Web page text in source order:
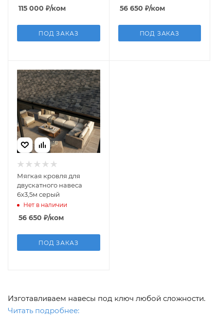
115 000 ₽/ком
ПОД ЗАКАЗ
56 650 ₽/ком
ПОД ЗАКАЗ
Мягкая кровля для
двускатного навеса
6х3,5м серый
Нет в наличии
56 650 ₽/ком
ПОД ЗАКАЗ
Изготавливаем навесы под ключ любой сложности.
Читать подробнее: